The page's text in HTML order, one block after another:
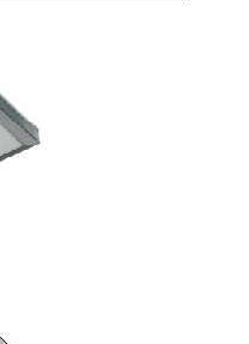
KN
1,8W, IP40, 6 ДИОДОВ